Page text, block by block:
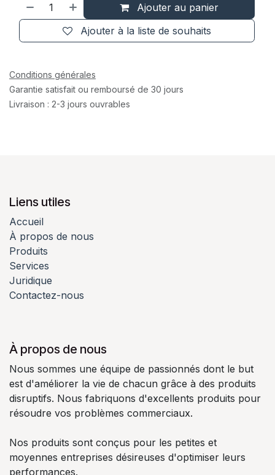
Ajouter au panier
Ajouter à la liste de souhaits
Conditions générales
Garantie satisfait ou remboursé de 30 jours
Livraison : 2-3 jours ouvrables
Liens utiles
Accueil
À propos de nous
Produits
Services
Juridique
Contactez-nous
À propos de nous
Nous sommes une équipe de passionnés dont le but
est d'améliorer la vie de chacun grâce à des produits
disruptifs. Nous fabriquons d'excellents produits pour
résoudre vos problèmes commerciaux.
Nos produits sont conçus pour les petites et
moyennes entreprises désireuses d'optimiser leurs
performances.